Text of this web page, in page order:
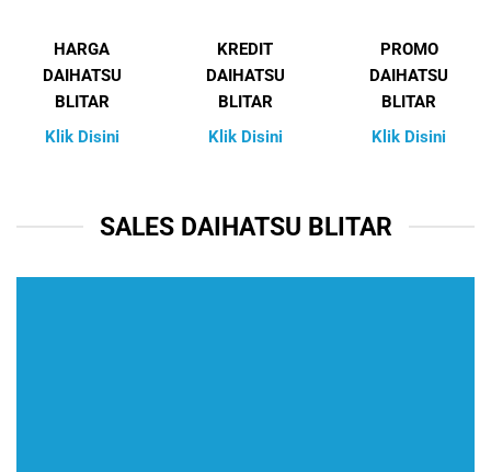
HARGA
DAIHATSU
BLITAR
Klik Disini
KREDIT
DAIHATSU
BLITAR
Klik Disini
PROMO
DAIHATSU
BLITAR
Klik Disini
SALES DAIHATSU BLITAR